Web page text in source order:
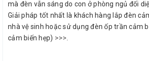
mà đèn vẫn sáng do con ở phòng ngủ đối
Giải pháp tốt nhất là khách hàng lắp đèn
nhà vệ sinh hoặc sử dụng đèn ốp trần cảm
cảm biến hẹp) >>>